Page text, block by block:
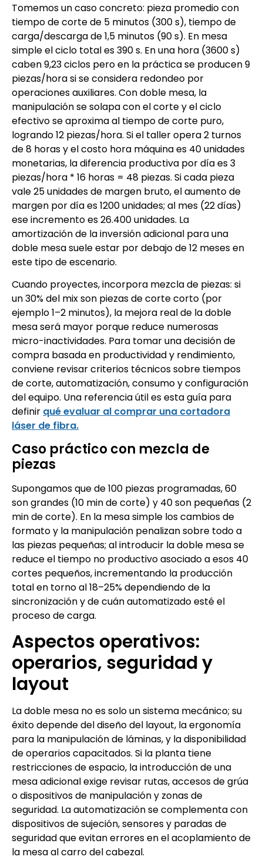
Tomemos un caso concreto: pieza promedio con
tiempo de corte de 5 minutos (300 s), tiempo de
carga/descarga de 1,5 minutos (90 s). En mesa
simple el ciclo total es 390 s. En una hora (3600 s)
caben 9,23 ciclos pero en la práctica se producen 9
piezas/hora si se considera redondeo por
operaciones auxiliares. Con doble mesa, la
manipulación se solapa con el corte y el ciclo
efectivo se aproxima al tiempo de corte puro,
logrando 12 piezas/hora. Si el taller opera 2 turnos
de 8 horas y el costo hora máquina es 40 unidades
monetarias, la diferencia productiva por día es 3
piezas/hora * 16 horas = 48 piezas. Si cada pieza
vale 25 unidades de margen bruto, el aumento de
margen por día es 1200 unidades; al mes (22 días)
ese incremento es 26.400 unidades. La
amortización de la inversión adicional para una
doble mesa suele estar por debajo de 12 meses en
este tipo de escenario.
Cuando proyectes, incorpora mezcla de piezas: si
un 30% del mix son piezas de corte corto (por
ejemplo 1–2 minutos), la mejora real de la doble
mesa será mayor porque reduce numerosas
micro-inactividades. Para tomar una decisión de
compra basada en productividad y rendimiento,
conviene revisar criterios técnicos sobre tiempos
de corte, automatización, consumo y configuración
del equipo. Una referencia útil es esta guía para
definir qué evaluar al comprar una cortadora
láser de fibra.
Caso práctico con mezcla de
piezas
Supongamos que de 100 piezas programadas, 60
son grandes (10 min de corte) y 40 son pequeñas (2
min de corte). En la mesa simple los cambios de
formato y la manipulación penalizan sobre todo a
las piezas pequeñas; al introducir la doble mesa se
reduce el tiempo no productivo asociado a esos 40
cortes pequeños, incrementando la producción
total en torno al 18–25% dependiendo de la
sincronización y de cuán automatizado esté el
proceso de carga.
Aspectos operativos:
operarios, seguridad y
layout
La doble mesa no es solo un sistema mecánico; su
éxito depende del diseño del layout, la ergonomía
para la manipulación de láminas, y la disponibilidad
de operarios capacitados. Si la planta tiene
restricciones de espacio, la introducción de una
mesa adicional exige revisar rutas, accesos de grúa
o dispositivos de manipulación y zonas de
seguridad. La automatización se complementa con
dispositivos de sujeción, sensores y paradas de
seguridad que evitan errores en el acoplamiento de
la mesa al carro del cabezal.